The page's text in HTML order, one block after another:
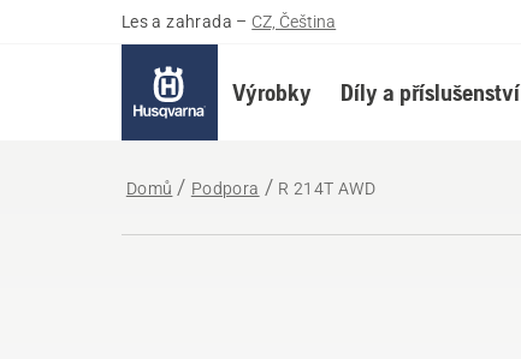
Les a zahrada – CZ, Čeština
Výrobky Díly a příslušenství
Domů Podpora R 214T AWD